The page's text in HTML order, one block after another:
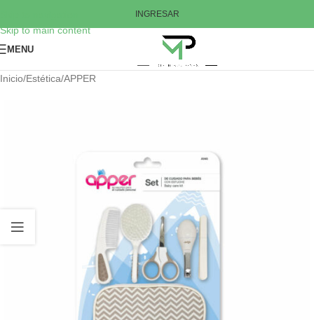
Skip to main content
INGRESAR
MENU
Inicio/Estética/APPER